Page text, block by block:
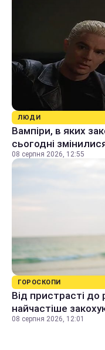
ЛЮДИ
Вампіри, в яких
сьогодні
08 серпня 2026, 12:55
ГОРОСКОПИ
Від пристрасті до
найчастіше
08 серпня 2026, 12:01